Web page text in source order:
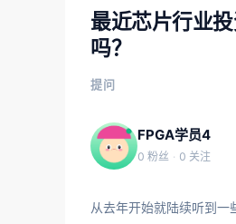
最近芯片行业
吗？
提问
FPGA学员4
0 粉丝 · 0 关注
从去年开始就陆续听到